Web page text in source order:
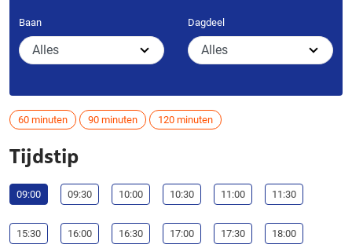
Baan Dagdeel
60 minuten 90 minuten 120 minuten
Tijdstip
09:00 09:30 10:00 10:30 11:00 11:30
15:30 16:00 16:30 17:00 17:30 18:00